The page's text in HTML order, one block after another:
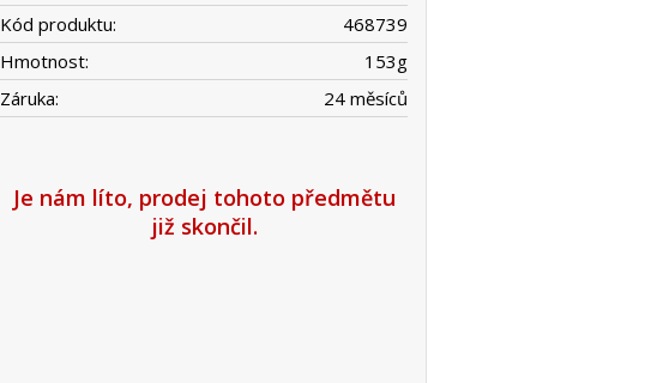
Kód produktu:
468739
Hmotnost:
153g
Záruka:
24 měsíců
Je nám líto, prodej tohoto předmětu
již skončil.